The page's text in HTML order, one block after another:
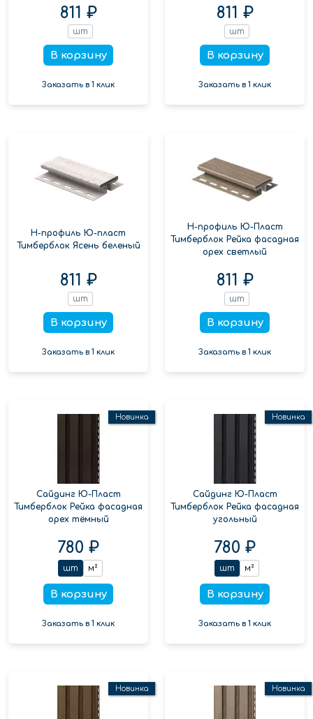
811 ₽
шт
В корзину
Заказать в 1 клик
811 ₽
шт
В корзину
Заказать в 1 клик
Н-профиль Ю-пласт
Тимберблок Ясень беленый
811 ₽
шт
В корзину
Заказать в 1 клик
Н-профиль Ю-Пласт
Тимберблок Рейка фасадная
орех светлый
811 ₽
шт
В корзину
Заказать в 1 клик
Сайдинг Ю-Пласт
Тимберблок Рейка фасадная
орех тёмный
780 ₽
шт м²
В корзину
Заказать в 1 клик
Новинка
Сайдинг Ю-Пласт
Тимберблок Рейка фасадная
угольный
780 ₽
шт м²
В корзину
Заказать в 1 клик
Новинка
Новинка Новинка